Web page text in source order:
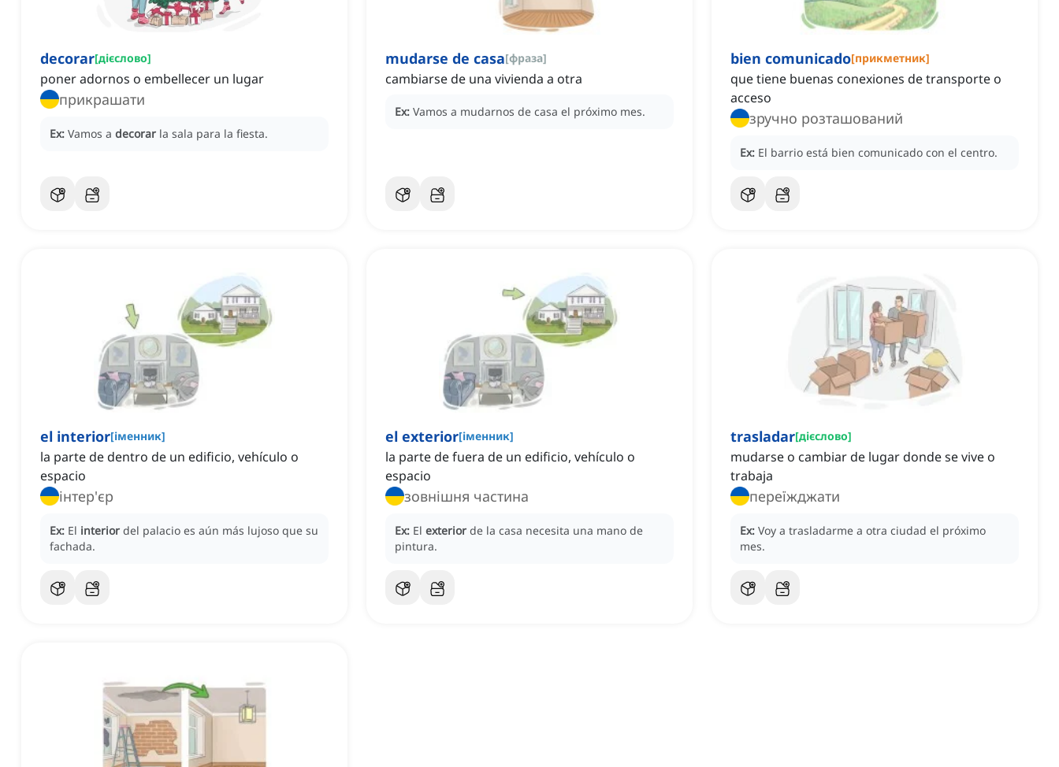
decorar[дієслово]
poner adornos o embellecer un lugar
прикрашати
Ex: Vamos a decorar la sala para la fiesta.
mudarse de casa[фраза]
cambiarse de una vivienda a otra
Ex: Vamos a mudarnos de casa el próximo mes.
bien comunicado[прикметник]
que tiene buenas conexiones de transporte o
acceso
зручно розташований
Ex: El barrio está bien comunicado con el centro.
el interior[іменник]
la parte de dentro de un edificio, vehículo o
espacio
інтер'єр
Ex: El interior del palacio es aún más lujoso que su
fachada.
el exterior[іменник]
la parte de fuera de un edificio, vehículo o
espacio
зовнішня частина
Ex: El exterior de la casa necesita una mano de
pintura.
trasladar[дієслово]
mudarse o cambiar de lugar donde se vive o
trabaja
переїжджати
Ex: Voy a trasladarme a otra ciudad el próximo
mes.